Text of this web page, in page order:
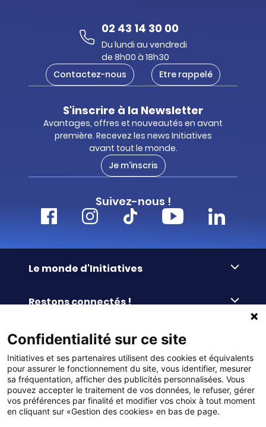
02 43 14 30 00
Du lundi au vendredi
de 8h00 à 18h30
Contactez-nous
Etre rappelé
S'inscrire à la Newsletter
Avantages, offres et nouveautés en avant
première. Recevez les news Initiatives
avant tout le monde.
Je m'inscris
Suivez-nous !
Le monde d'Initiatives
Le Fond’Actions Initiatives
Enquête de satisfaction
Restons connectés !
Le blog
La newsletter
Commander facilement
Commande par référence
Catalogues à télécharger
Panier
La livraison
Services & FAQ
Reprise des invendus
Paiement différé sans frais
Liens pratiques
Confidentialité sur ce site
Initiatives et ses partenaires utilisent des cookies et équivalents
pour assurer le fonctionnement du site, vous identifier, mesurer
sa fréquentation, afficher des publicités personnalisées. Vous
pouvez accepter le traitement de vos données, le refuser, gérer
vos préférences par finalité et modifier vos choix à tout moment
en cliquant sur «Gestion des cookies» en bas de page.